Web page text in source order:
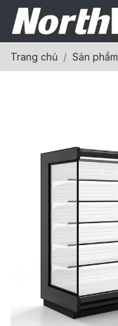
Trang chủ Sản phẩm